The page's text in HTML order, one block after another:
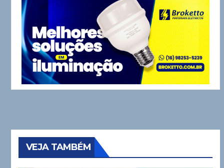
VEJA TAMBÉM